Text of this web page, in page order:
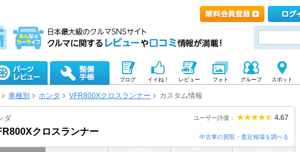
ブログ イイね！ レビュー フォト グループ スポット
車種別 ホンダ VFR800Xクロスランナー カスタム情報
ユーザー評価： 4.67
ダ
クロスランナー
中古車の買取・査定相場を調べる